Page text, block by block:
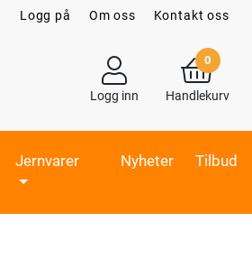
Logg på Om oss Kontakt oss
Logg inn
0
Handlekurv
Jernvarer Nyheter Tilbud